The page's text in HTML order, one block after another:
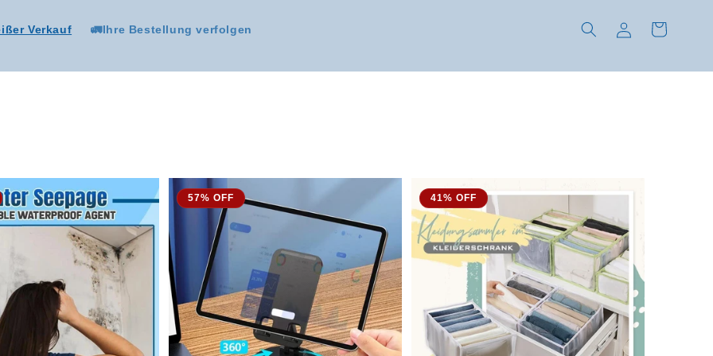
Verkauf 🚛Ihre Bestellung verfolgen EinloggenWarenkorb
57% OFF 41% OFF